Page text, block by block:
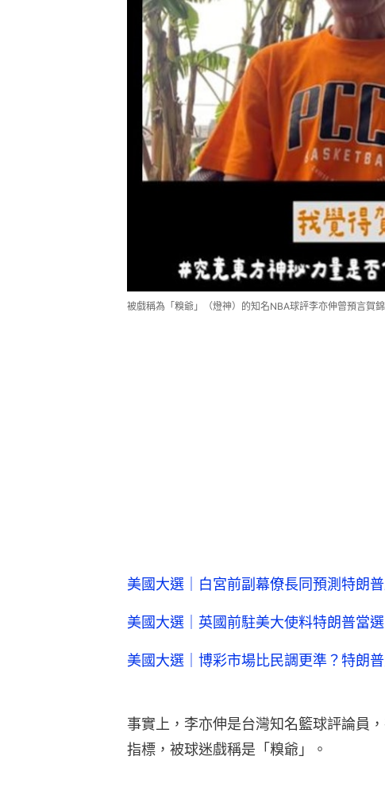
被戲稱為「糗爺」（燈神）的知名NBA球評李亦伸曾預言賀
美國大選｜白宮前副幕僚長同預測特朗
美國大選｜英國前駐美大使料特朗普當
美國大選｜博彩市場比民調更準？特朗
事實上，李亦伸是台灣知名籃球評論員
指標，被球迷戲稱是「糗爺」。